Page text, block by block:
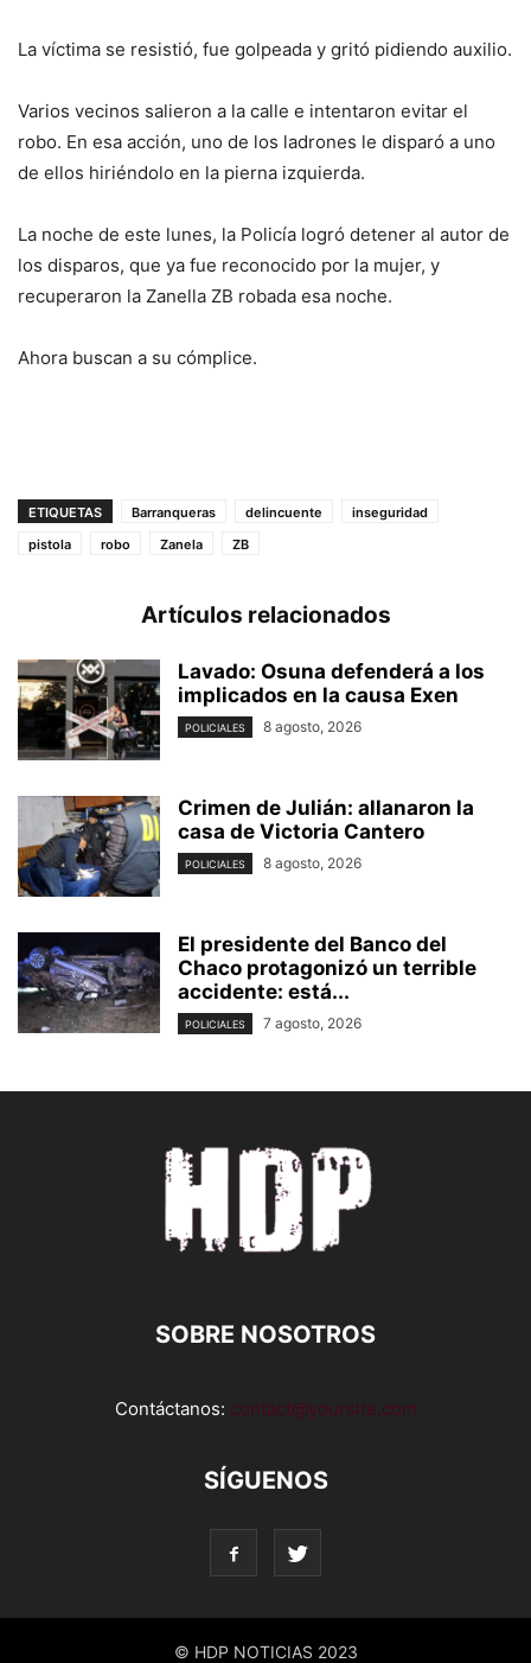
La víctima se resistió, fue golpeada y gritó pidiendo auxilio.
Varios vecinos salieron a la calle e intentaron evitar el
robo. En esa acción, uno de los ladrones le disparó a uno
de ellos hiriéndolo en la pierna izquierda.
La noche de este lunes, la Policía logró detener al autor de
los disparos, que ya fue reconocido por la mujer, y
recuperaron la Zanella ZB robada esa noche.
Ahora buscan a su cómplice.
ETIQUETAS Barranqueras delincuente
inseguridad
pistola
robo Zanela ZB
Artículos relacionados
Lavado: Osuna defenderá a los
implicados en la causa Exen
POLICIALES 8 agosto, 2026
Crimen de Julián: allanaron la
casa de Victoria Cantero
POLICIALES 8 agosto, 2026
El presidente del Banco del
Chaco protagonizó un terrible
accidente: está...
POLICIALES 7 agosto, 2026
SOBRE NOSOTROS
Contáctanos: contact@yoursite.com
SÍGUENOS
© HDP NOTICIAS 2023